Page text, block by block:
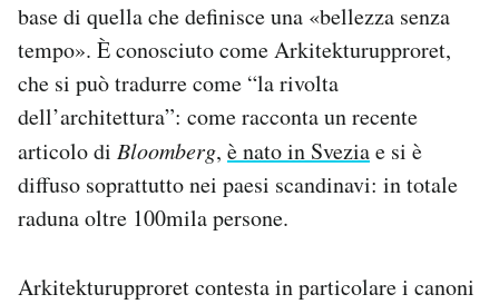
base di quella che definisce una «bellezza senza
tempo». È conosciuto come Arkitekturupproret,
che si può tradurre come “la rivolta
dell’architettura”: come racconta un recente
articolo di Bloomberg, è nato in Sveziae si è
diffuso soprattutto nei paesi scandinavi: in totale
raduna oltre 100mila persone.
Arkitekturupproret contesta in particolare i canoni